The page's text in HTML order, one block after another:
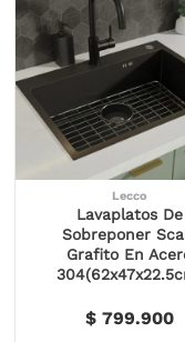
Lecco
Lavaplatos De
Sobreponer
Grafito En
$ 799.900